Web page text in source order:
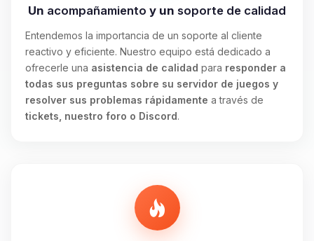
Un acompañamiento y un soporte de calidad
Entendemos la importancia de un soporte al cliente
reactivo y eficiente. Nuestro equipo está dedicado a
ofrecerle una asistencia de calidad para responder a
todas sus preguntas sobre su servidor de juegos y
resolver sus problemas rápidamente a través de
tickets, nuestro foro o Discord.